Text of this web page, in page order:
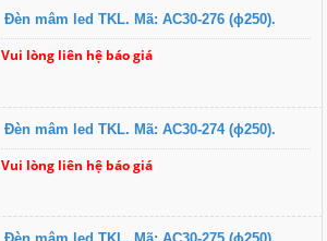
Đèn mâm led TKL. Mã: AC30-276 (ɸ250).
Vui lòng liên hệ báo giá
Đèn mâm led TKL. Mã: AC30-274 (ɸ250).
Vui lòng liên hệ báo giá